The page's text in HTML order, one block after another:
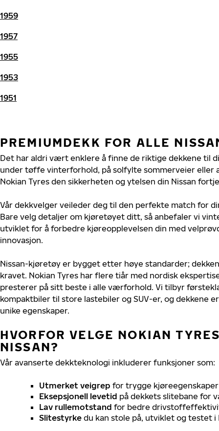
1959
1957
1955
1953
1951
PREMIUMDEKK FOR ALLE
Det har aldri vært enklere å finne de riktige dekkene til
under tøffe vinterforhold, på solfylte sommerveier eller
Nokian Tyres den sikkerheten og ytelsen din Nissan
Vår dekkvelger veileder deg til den perfekte match for
Bare velg detaljer om kjøretøyet ditt, så anbefaler vi
utviklet for å forbedre kjøreopplevelsen din med
innovasjon.
Nissan-kjøretøy er bygget etter høye standarder;
kravet. Nokian Tyres har flere tiår med nordisk
presterer på sitt beste i alle værforhold. Vi tilbyr
kompaktbiler til store lastebiler og SUV-er, og dekkene
unike egenskaper.
HVORFOR VELGE NOKIAN
NISSAN?
Vår avanserte dekkteknologi inkluderer funksjoner som:
Utmerket veigrep for trygge
Eksepsjonell levetid på dekkets slitebane for
Lav rullemotstand for bedre
Slitestyrke du kan stole på, utviklet og testet i